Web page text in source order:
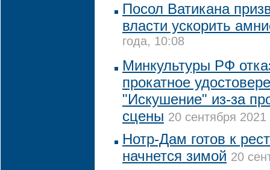
Посол Ватикана
власти ускорить
года, 10:08
Минкультуры РФ
прокатное
"Искушение" из-за
сцены 20 сентября
Нотр-Дам готов к
начнется зимой 20